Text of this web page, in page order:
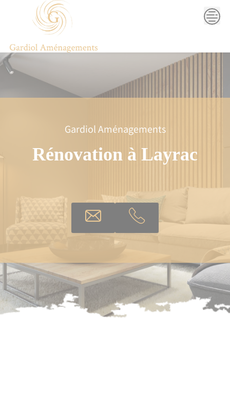
Gardiol Aménagements
Rénovation à Layrac